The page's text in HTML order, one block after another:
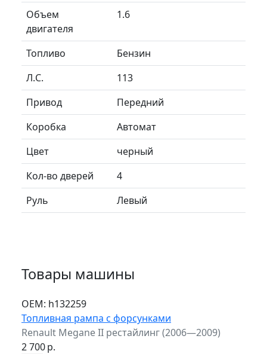
Объем
двигателя
1.6
Топливо
Бензин
Л.C.
113
Привод
Передний
Коробка
Автомат
Цвет
черный
Кол-во дверей
4
Руль
Левый
Товары машины
ОЕМ: h132259
Топливная рампа с форсунками
Renault Megane II рестайлинг (2006—2009)
2 700р.